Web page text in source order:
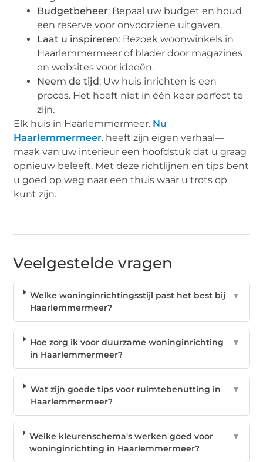
Budgetbeheer: Bepaal uw budget en houd
een reserve voor onvoorziene uitgaven.
Laat u inspireren: Bezoek woonwinkels in
Haarlemmermeer of blader door magazines
en websites voor ideeën.
Neem de tijd: Uw huis inrichten is een
proces. Het hoeft niet in één keer perfect te
zijn.
Elk huis in Haarlemmermeer. Nu
Haarlemmermeer. heeft zijn eigen verhaal—
maak van uw interieur een hoofdstuk dat u graag
opnieuw beleeft. Met deze richtlijnen en tips bent
u goed op weg naar een thuis waar u trots op
kunt zijn.
Veelgestelde vragen
Welke woninginrichtingsstijl past het best bij
Haarlemmermeer?
▼
Hoe zorg ik voor duurzame woninginrichting
in Haarlemmermeer?
▼
Wat zijn goede tips voor ruimtebenutting in
Haarlemmermeer?
▼
Welke kleurenschema's werken goed voor
woninginrichting in Haarlemmermeer?
▼